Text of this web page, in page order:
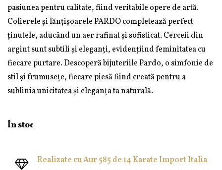
pasiunea pentru calitate, fiind veritabile opere de artă.
Colierele și lănțișoarele PARDO completează perfect
ținutele, aducând un aer rafinat și sofisticat. Cerceii din
argint sunt subtili și eleganți, evidențiind feminitatea cu
fiecare purtare. Descoperă bijuteriile Pardo, o simfonie de
stil și frumusețe, fiecare piesă fiind creată pentru a
sublinia unicitatea și eleganța ta naturală.
În stoc
Realizate cu Aur 585 de 14 Karate Import Italia